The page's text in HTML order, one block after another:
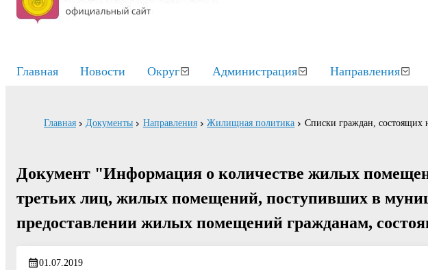
Главная Новости Округ Администрация Направления
Главная Документы Направления Жилищная политика Списки граждан,
Документ "Информация о количестве жилых
третьих лиц, жилых помещений, поступивших в
предоставлении жилых помещений гражданам,
01.07.2019